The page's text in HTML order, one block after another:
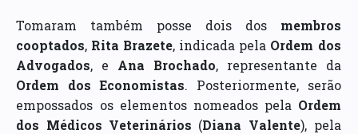
Tomaram também posse dois dos membros
cooptados, Rita Brazete, indicada pela Ordem dos
Advogados, e Ana Brochado, representante da
Ordem dos Economistas. Posteriormente, serão
empossados os elementos nomeados pela Ordem
dos Médicos Veterinários (Diana Valente), pela